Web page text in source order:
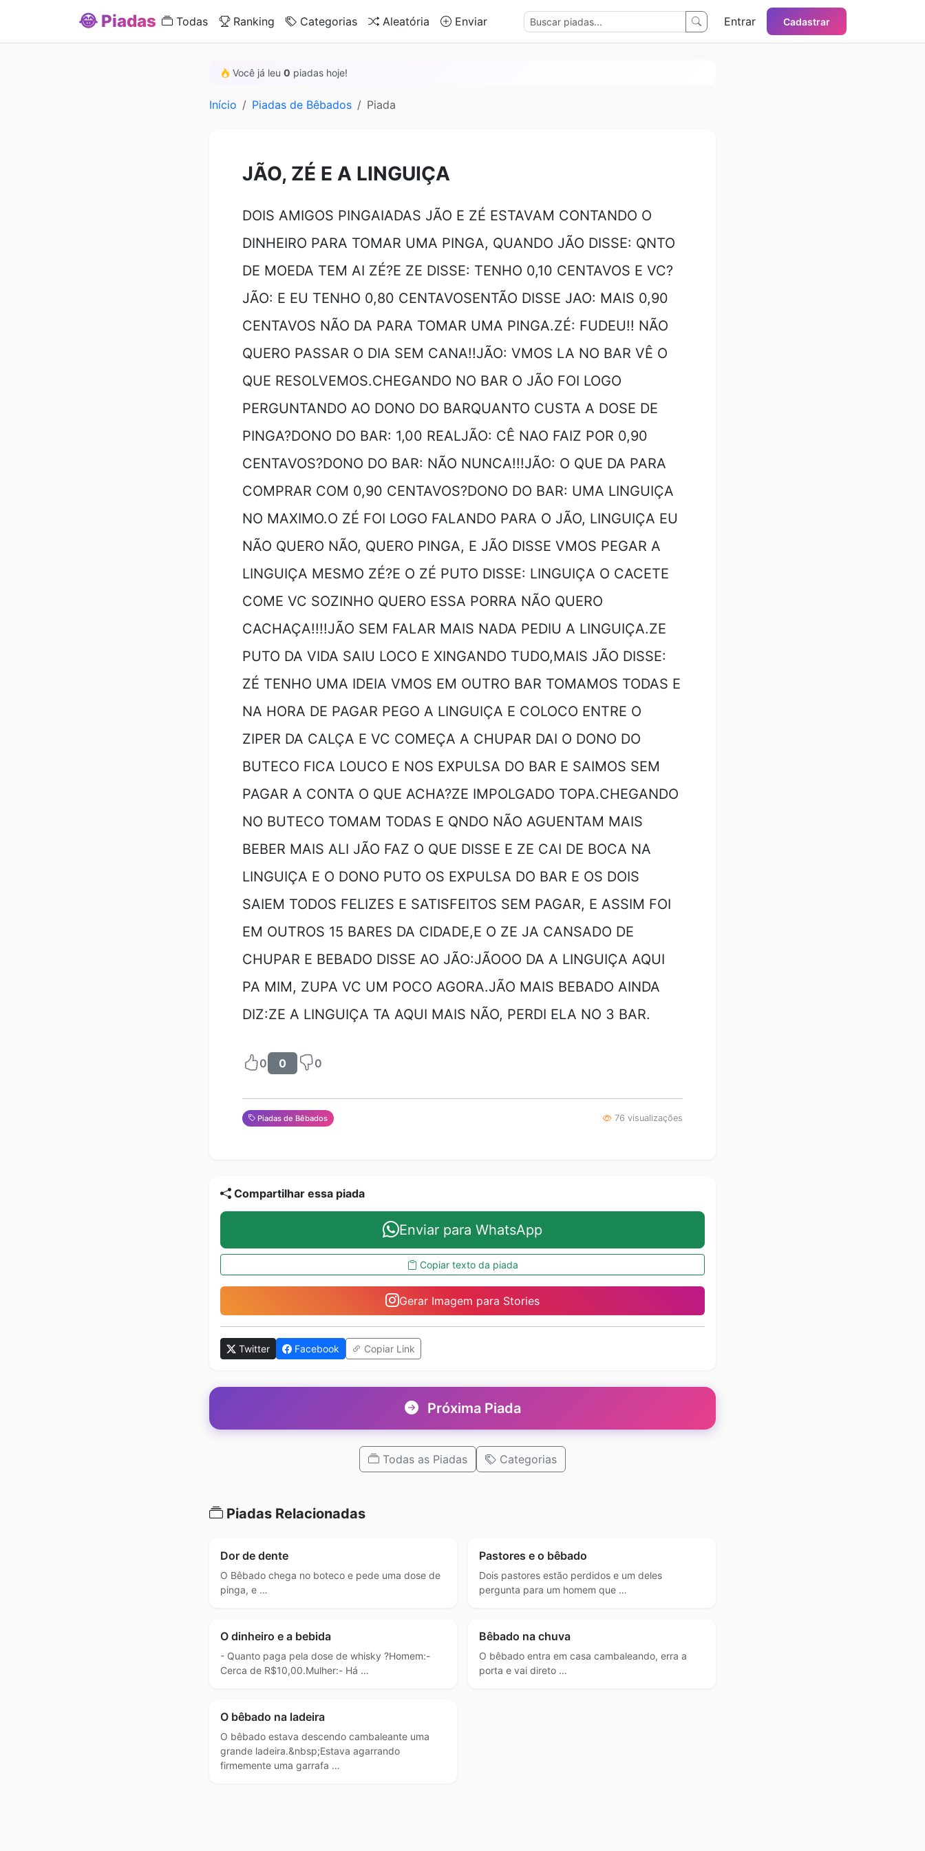
😂 Piadas Todas Ranking Categorias Aleatória Enviar Entrar Cadastrar
Você já leu 0 piadas hoje!
Início Piadas de Bêbados Piada
JÃO, ZÉ E A LINGUIÇA
DOIS AMIGOS PINGAIADAS JÃO E ZÉ ESTAVAM CONTANDO O
DINHEIRO PARA TOMAR UMA PINGA, QUANDO JÃO DISSE: QNTO
DE MOEDA TEM AI ZÉ?E ZE DISSE: TENHO 0,10 CENTAVOS E VC?
JÃO: E EU TENHO 0,80 CENTAVOSENTÃO DISSE JAO: MAIS 0,90
CENTAVOS NÃO DA PARA TOMAR UMA PINGA.ZÉ: FUDEU!! NÃO
QUERO PASSAR O DIA SEM CANA!!JÃO: VMOS LA NO BAR VÊ O
QUE RESOLVEMOS.CHEGANDO NO BAR O JÃO FOI LOGO
PERGUNTANDO AO DONO DO BARQUANTO CUSTA A DOSE DE
PINGA?DONO DO BAR: 1,00 REALJÃO: CÊ NAO FAIZ POR 0,90
CENTAVOS?DONO DO BAR: NÃO NUNCA!!!JÃO: O QUE DA PARA
COMPRAR COM 0,90 CENTAVOS?DONO DO BAR: UMA LINGUIÇA
NO MAXIMO.O ZÉ FOI LOGO FALANDO PARA O JÃO, LINGUIÇA EU
NÃO QUERO NÃO, QUERO PINGA, E JÃO DISSE VMOS PEGAR A
LINGUIÇA MESMO ZÉ?E O ZÉ PUTO DISSE: LINGUIÇA O CACETE
COME VC SOZINHO QUERO ESSA PORRA NÃO QUERO
CACHAÇA!!!!JÃO SEM FALAR MAIS NADA PEDIU A LINGUIÇA.ZE
PUTO DA VIDA SAIU LOCO E XINGANDO TUDO,MAIS JÃO DISSE:
ZÉ TENHO UMA IDEIA VMOS EM OUTRO BAR TOMAMOS TODAS E
NA HORA DE PAGAR PEGO A LINGUIÇA E COLOCO ENTRE O
ZIPER DA CALÇA E VC COMEÇA A CHUPAR DAI O DONO DO
BUTECO FICA LOUCO E NOS EXPULSA DO BAR E SAIMOS SEM
PAGAR A CONTA O QUE ACHA?ZE IMPOLGADO TOPA.CHEGANDO
NO BUTECO TOMAM TODAS E QNDO NÃO AGUENTAM MAIS
BEBER MAIS ALI JÃO FAZ O QUE DISSE E ZE CAI DE BOCA NA
LINGUIÇA E O DONO PUTO OS EXPULSA DO BAR E OS DOIS
SAIEM TODOS FELIZES E SATISFEITOS SEM PAGAR, E ASSIM FOI
EM OUTROS 15 BARES DA CIDADE,E O ZE JA CANSADO DE
CHUPAR E BEBADO DISSE AO JÃO:JÃOOO DA A LINGUIÇA AQUI
PA MIM, ZUPA VC UM POCO AGORA.JÃO MAIS BEBADO AINDA
DIZ:ZE A LINGUIÇA TA AQUI MAIS NÃO, PERDI ELA NO 3 BAR.
0 0 0
Piadas de Bêbados 76 visualizações
Compartilhar essa piada
Enviar para WhatsApp
Copiar texto da piada
Gerar Imagem para Stories
Twitter Facebook Copiar Link
Próxima Piada
Todas as Piadas Categorias
Piadas Relacionadas
Dor de dente
O Bêbado chega no boteco e pede uma dose de
pinga, e …
Pastores e o bêbado
Dois pastores estão perdidos e um deles
pergunta para um homem que …
O dinheiro e a bebida
- Quanto paga pela dose de whisky ?Homem:-
Cerca de R$10,00.Mulher:- Há …
Bêbado na chuva
O bêbado entra em casa cambaleando, erra a
porta e vai direto …
O bêbado na ladeira
O bêbado estava descendo cambaleante uma
grande ladeira.&nbsp;Estava agarrando
firmemente uma garrafa …